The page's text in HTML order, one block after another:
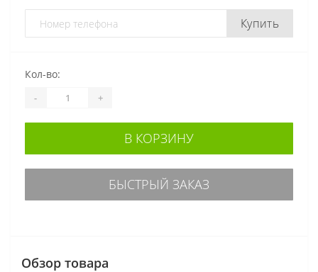
Купить
Кол-во:
- +
В КОРЗИНУ
БЫСТРЫЙ ЗАКАЗ
Обзор товара